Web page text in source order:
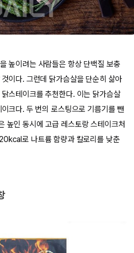
높이려는 사람들은 항상 단백질 보충
이다. 그런데 닭가슴살을 단순히 삶아
스테이크를 추천한다. 이는 닭가슴살
크다. 두 번의 로스팅으로 기름기를 뺀
높인 동시에 고급 레스토랑 스테이크처
로 나트륨 함량과 칼로리를 낮춘